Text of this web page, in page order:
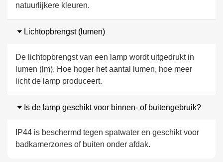
natuurlijkere kleuren.
Lichtopbrengst (lumen)
De lichtopbrengst van een lamp wordt uitgedrukt in
lumen (lm). Hoe hoger het aantal lumen, hoe meer
licht de lamp produceert.
Is de lamp geschikt voor binnen- of buitengebruik?
IP44 is beschermd tegen spatwater en geschikt voor
badkamerzones of buiten onder afdak.